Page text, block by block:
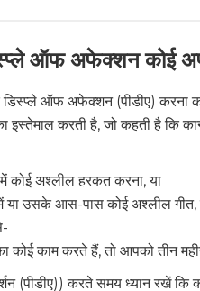
ऑफ अफेक्शन कोई
डिस्प्ले ऑफ अफेक्शन (पीडीए) करना
इस्तेमाल करती है, जो कहती है कि
कोई अश्लील हरकत करना, या
या उसके आस-पास कोई अश्लील गीत,
काम करते हैं, तो आपको तीन
(पीडीए)) करते समय ध्यान रखें